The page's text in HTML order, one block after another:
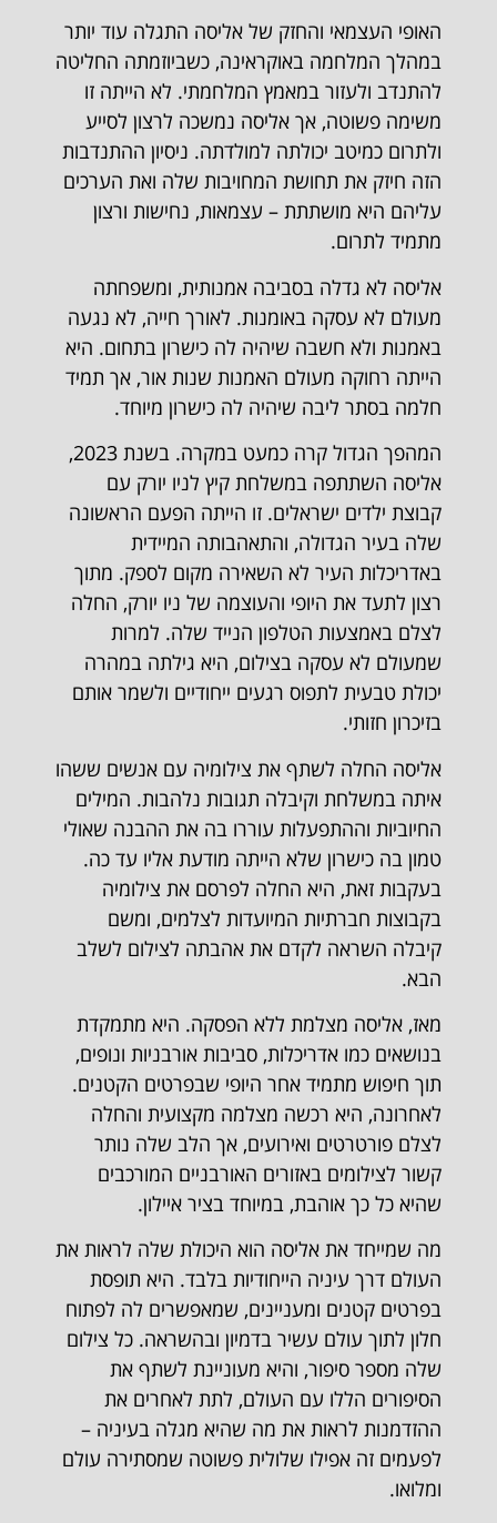
האופי העצמאי והחזק של אליסה התגלה עוד יותר
במהלך המלחמה באוקראינה, כשביוזמתה החליטה
להתנדב ולעזור במאמץ המלחמתי. לא הייתה זו
משימה פשוטה, אך אליסה נמשכה לרצון לסייע
ולתרום כמיטב יכולתה למולדתה. ניסיון ההתנדבות
הזה חיזק את תחושת המחויבות שלה ואת הערכים
עליהם היא מושתתת – עצמאות, נחישות ורצון
מתמיד לתרום.
אליסה לא גדלה בסביבה אמנותית, ומשפחתה
מעולם לא עסקה באומנות. לאורך חייה, לא נגעה
באמנות ולא חשבה שיהיה לה כישרון בתחום. היא
הייתה רחוקה מעולם האמנות שנות אור, אך תמיד
חלמה בסתר ליבה שיהיה לה כישרון מיוחד.
המהפך הגדול קרה כמעט במקרה. בשנת 2023,
אליסה השתתפה במשלחת קיץ לניו יורק עם
קבוצת ילדים ישראלים. זו הייתה הפעם הראשונה
שלה בעיר הגדולה, והתאהבותה המיידית
באדריכלות העיר לא השאירה מקום לספק. מתוך
רצון לתעד את היופי והעוצמה של ניו יורק, החלה
לצלם באמצעות הטלפון הנייד שלה. למרות
שמעולם לא עסקה בצילום, היא גילתה במהרה
יכולת טבעית לתפוס רגעים ייחודיים ולשמר אותם
בזיכרון חזותי.
אליסה החלה לשתף את צילומיה עם אנשים ששהו
איתה במשלחת וקיבלה תגובות נלהבות. המילים
החיוביות וההתפעלות עוררו בה את ההבנה שאולי
טמון בה כישרון שלא הייתה מודעת אליו עד כה.
בעקבות זאת, היא החלה לפרסם את צילומיה
בקבוצות חברתיות המיועדות לצלמים, ומשם
קיבלה השראה לקדם את אהבתה לצילום לשלב
הבא.
מאז, אליסה מצלמת ללא הפסקה. היא מתמקדת
בנושאים כמו אדריכלות, סביבות אורבניות ונופים,
תוך חיפוש מתמיד אחר היופי שבפרטים הקטנים.
לאחרונה, היא רכשה מצלמה מקצועית והחלה
לצלם פורטרטים ואירועים, אך הלב שלה נותר
קשור לצילומים באזורים האורבניים המורכבים
שהיא כל כך אוהבת, במיוחד בציר איילון.
מה שמייחד את אליסה הוא היכולת שלה לראות את
העולם דרך עיניה הייחודיות בלבד. היא תופסת
בפרטים קטנים ומעניינים, שמאפשרים לה לפתוח
חלון לתוך עולם עשיר בדמיון ובהשראה. כל צילום
שלה מספר סיפור, והיא מעוניינת לשתף את
הסיפורים הללו עם העולם, לתת לאחרים את
ההזדמנות לראות את מה שהיא מגלה בעיניה –
לפעמים זה אפילו שלולית פשוטה שמסתירה עולם
ומלואו.